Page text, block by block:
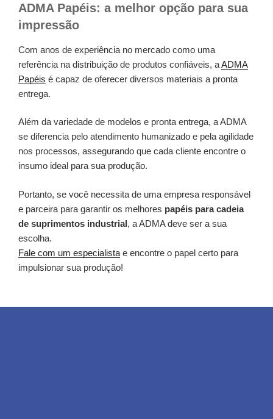
ADMA Papéis: a melhor opção para sua
impressão
Com anos de experiência no mercado como uma
referência na distribuição de produtos confiáveis, aADMA
Papéis é capaz de oferecer diversos materiais a pronta
entrega.
Além da variedade de modelos e pronta entrega, a ADMA
se diferencia pelo atendimento humanizado e pela agilidade
nos processos, assegurando que cada cliente encontre o
insumo ideal para sua produção.
Portanto, se você necessita de uma empresa responsável
e parceira para garantir os melhores papéis para cadeia
de suprimentos industrial, a ADMA deve ser a sua
escolha.
Fale com um especialista e encontre o papel certo para
impulsionar sua produção!